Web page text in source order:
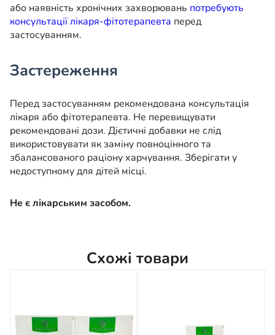
або наявність хронічних захворювань потребують
консультації лікаря-фітотерапевта перед
застосуванням.
Застереження
Перед застосуванням рекомендована консультація
лікаря або фітотерапевта. Не перевищувати
рекомендовані дози. Дієтичні добавки не слід
використовувати як заміну повноцінного та
збалансованого раціону харчування. Зберігати у
недоступному для дітей місці.
Не є лікарським засобом.
Схожі товари